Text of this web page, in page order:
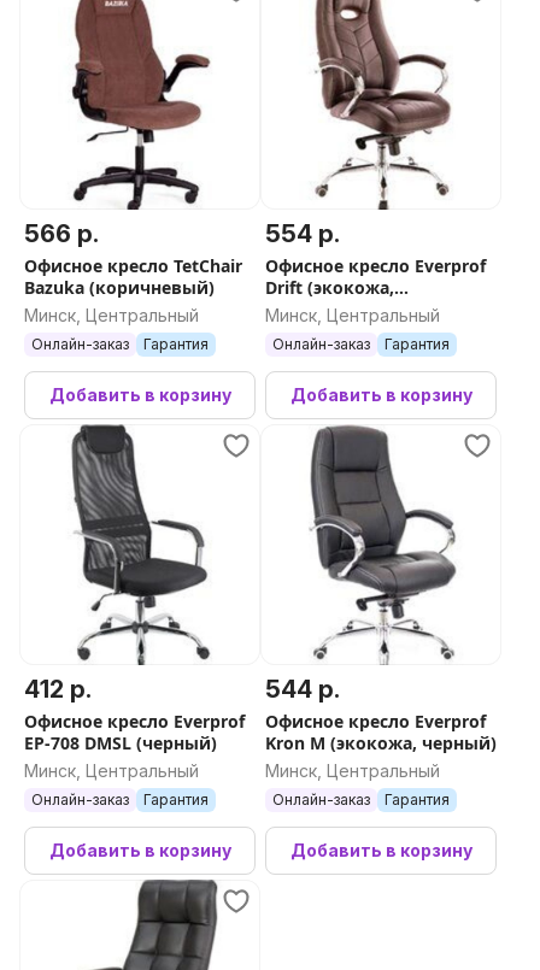
566 р.
Офисное кресло TetChair
Bazuka (коричневый)
Минск, Центральный
Онлайн-заказ Гарантия
Добавить в корзину
554 р.
Офисное кресло Everprof
Drift (экокожа,
коричневый)
Минск, Центральный
Онлайн-заказ Гарантия
Добавить в корзину
412 р.
Офисное кресло Everprof
EP-708 DMSL (черный)
Минск, Центральный
Онлайн-заказ Гарантия
Добавить в корзину
544 р.
Офисное кресло Everprof
Kron M (экокожа, черный)
Минск, Центральный
Онлайн-заказ Гарантия
Добавить в корзину